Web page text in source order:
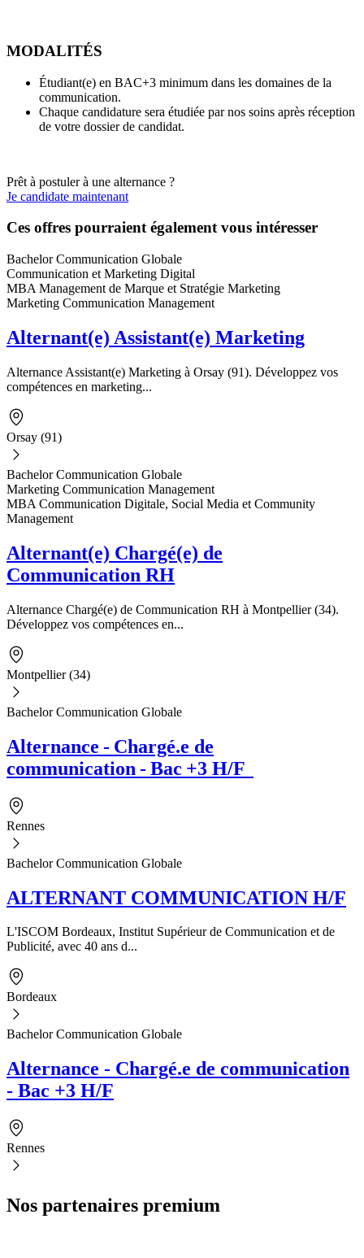
MODALITÉS
Étudiant(e) en BAC+3 minimum dans les domaines de la
communication.
Chaque candidature sera étudiée par nos soins après réception
de votre dossier de candidat.
Prêt à postuler à une alternance ?
Je candidate maintenant
Ces offres pourraient également vous intéresser
Bachelor Communication Globale
Communication et Marketing Digital
MBA Management de Marque et Stratégie Marketing
Marketing Communication Management
Alternant(e) Assistant(e) Marketing
Alternance Assistant(e) Marketing à Orsay (91). Développez vos
compétences en marketing...
Orsay (91)
Bachelor Communication Globale
Marketing Communication Management
MBA Communication Digitale, Social Media et Community
Management
Alternant(e) Chargé(e) de
Communication RH
Alternance Chargé(e) de Communication RH à Montpellier (34).
Développez vos compétences en...
Montpellier (34)
Bachelor Communication Globale
Alternance - Chargé.e de
communication - Bac +3 H/F
Rennes
Bachelor Communication Globale
ALTERNANT COMMUNICATION H/F
L'ISCOM Bordeaux, Institut Supérieur de Communication et de
Publicité, avec 40 ans d...
Bordeaux
Bachelor Communication Globale
Alternance - Chargé.e de communication
- Bac +3 H/F
Rennes
Nos partenaires premium